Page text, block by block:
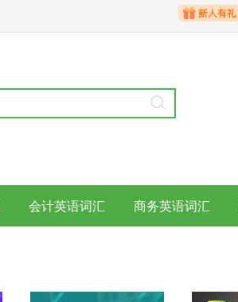
会计英语词汇 商务英语词汇